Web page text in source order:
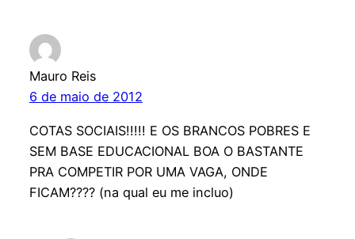
Mauro Reis
6 de maio de 2012
COTAS SOCIAIS!!!!! E OS BRANCOS POBRES E
SEM BASE EDUCACIONAL BOA O BASTANTE
PRA COMPETIR POR UMA VAGA, ONDE
FICAM???? (na qual eu me incluo)